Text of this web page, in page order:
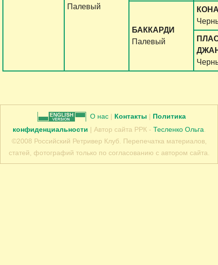
Палевый
БАККАРДИ
Палевый
О нас | Контакты | Политика
конфиденциальности | Автор сайта РРК - Тесленко Ольга.
©2008 Российский Ретривер Клуб. Перепечатка материалов,
статей, фотографий только по согласованию с автором сайта.